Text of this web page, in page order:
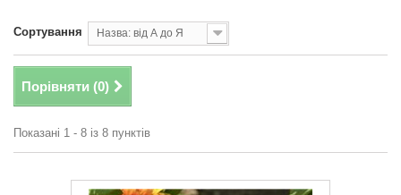
Сортування Назва: від А до Я
Порівняти (0)
Показані 1 - 8 із 8 пунктів